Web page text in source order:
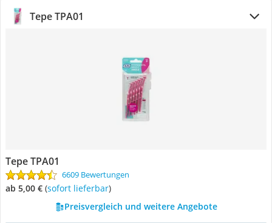
Tepe TPA01
Tepe TPA01
6609 Bewertungen
ab 5,00 € ( Sofort lieferbar)
Preisvergleich und weitere Angebote